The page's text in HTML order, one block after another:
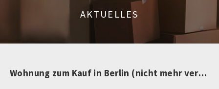
AKTUELLES
Wohnung zum Kauf in Berlin (nicht mehr verfügbar)